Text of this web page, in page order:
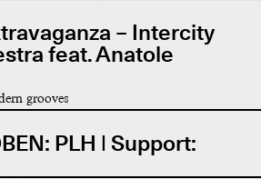
– Intercity
feat. Anatole
grooves
PLH | Support: